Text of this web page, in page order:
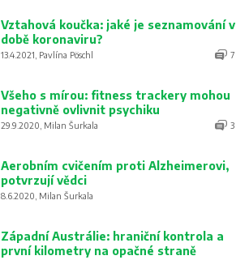
Vztahová koučka: jaké je seznamování v
době koronaviru?
13.4.2021, Pavlína Pöschl 7
Všeho s mírou: fitness trackery mohou
negativně ovlivnit psychiku
29.9.2020, Milan Šurkala 3
Aerobním cvičením proti Alzheimerovi,
potvrzují vědci
8.6.2020, Milan Šurkala
Západní Austrálie: hraniční kontrola a
první kilometry na opačné straně